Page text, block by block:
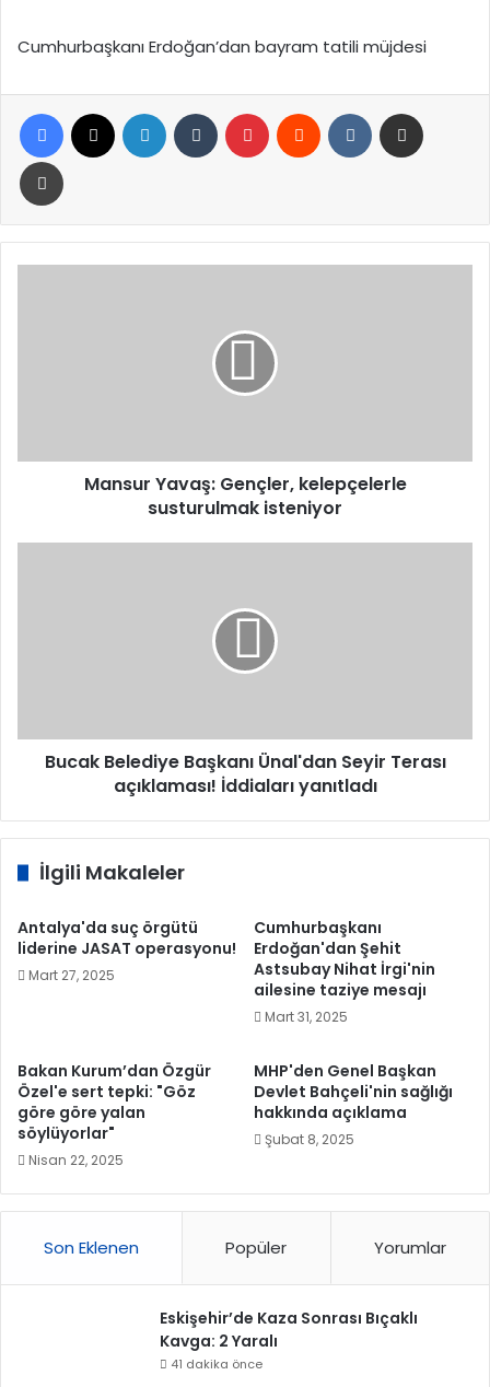
Cumhurbaşkanı Erdoğan’dan bayram tatili müjdesi
Facebook LinkedIn Tumblr Pinterest Reddit VKontakte
Yazdır
Mansur Yavaş: Gençler, kelepçelerle
susturulmak isteniyor
yanıtladı
Bucak Belediye Başkanı Ünal'dan Seyir Terası
açıklaması! İddiaları yanıtladı
İlgili Makaleler
Antalya'da suç örgütü
liderine JASAT operasyonu!
Mart 27, 2025
Cumhurbaşkanı
Erdoğan'dan Şehit
Astsubay Nihat İrgi'nin
ailesine taziye mesajı
Mart 31, 2025
Bakan Kurum’dan Özgür
Özel'e sert tepki: "Göz
göre göre yalan
söylüyorlar"
Nisan 22, 2025
MHP'den Genel Başkan
Devlet Bahçeli'nin sağlığı
hakkında açıklama
Şubat 8, 2025
Son Eklenen Popüler Yorumlar
Eskişehir’de Kaza Sonrası Bıçaklı
Kavga: 2 Yaralı
41 dakika önce